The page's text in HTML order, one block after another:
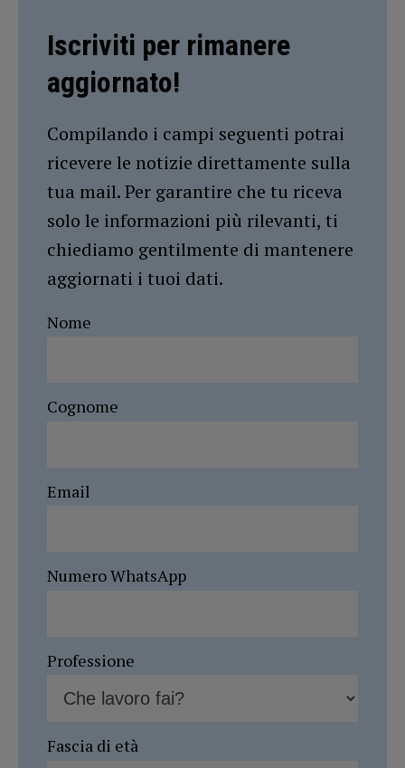
Iscriviti per rimanere
aggiornato!
Compilando i campi seguenti potrai
ricevere le notizie direttamente sulla
tua mail. Per garantire che tu riceva
solo le informazioni più rilevanti, ti
chiediamo gentilmente di mantenere
aggiornati i tuoi dati.
Nome
Cognome
Email
Numero WhatsApp
Professione
Fascia di età